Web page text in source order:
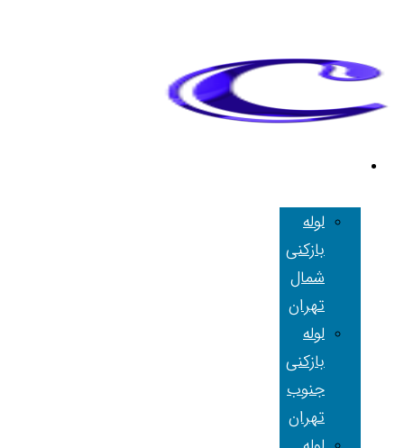
لوله
بازکنی
شمال
تهران
لوله
بازکنی
جنوب
تهران